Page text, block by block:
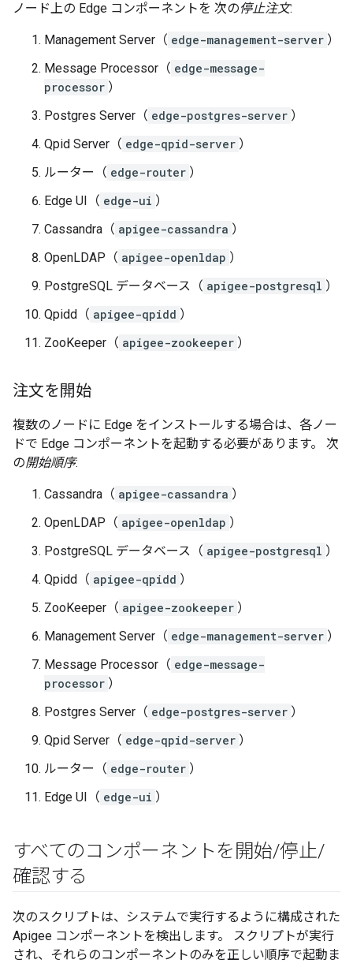
ノード上の Edge コンポーネントを 次の停止注文:
Management Server（ edge-management-server ）
Message Processor（ edge-message-
processor ）
Postgres Server（ edge-postgres-server ）
Qpid Server（ edge-qpid-server ）
ルーター（ edge-router ）
Edge UI（ edge-ui ）
Cassandra（ apigee-cassandra ）
OpenLDAP（ apigee-openldap ）
PostgreSQL データベース（ apigee-postgresql ）
Qpidd（ apigee-qpidd ）
ZooKeeper（ apigee-zookeeper ）
注文を開始
複数のノードに Edge をインストールする場合は、各ノー
ドで Edge コンポーネントを起動する必要があります。 次
の開始順序:
Cassandra（ apigee-cassandra ）
OpenLDAP（ apigee-openldap ）
PostgreSQL データベース（ apigee-postgresql ）
Qpidd（ apigee-qpidd ）
ZooKeeper（ apigee-zookeeper ）
Management Server（ edge-management-server ）
Message Processor（ edge-message-
processor ）
Postgres Server（ edge-postgres-server ）
Qpid Server（ edge-qpid-server ）
ルーター（ edge-router ）
Edge UI（ edge-ui ）
すべてのコンポーネントを開始/停止/
確認する
次のスクリプトは、システムで実行するように構成された
Apigee コンポーネントを検出します。 スクリプトが実行
され、それらのコンポーネントのみを正しい順序で起動ま